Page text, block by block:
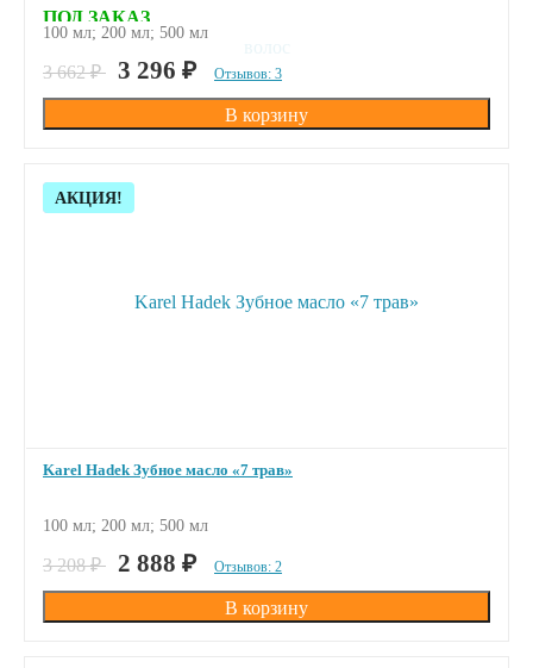
ПОД ЗАКАЗ
100 мл; 200 мл; 500 мл
3 662₽ 3 296 ₽ Отзывов: 3
Скидка!
АКЦИЯ!
Karel Hadek Зубное масло «7 трав»
ПОД ЗАКАЗ
100 мл; 200 мл; 500 мл
3 208₽ 2 888 ₽ Отзывов: 2